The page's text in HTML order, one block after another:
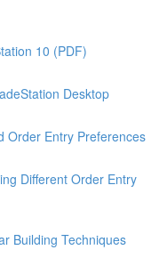
10 (PDF)
Desktop
Order Entry Preferences
Different Order Entry
Building Techniques